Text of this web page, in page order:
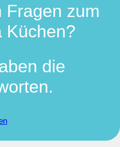
Fragen zum
Küchen?
die